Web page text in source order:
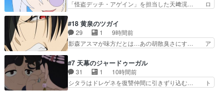
視聴しました。視聴…
しか食べられない貧乏サーカスの… アバンでまた
ます！瑞佳の正体が明かされ… 朝も昼もおやつも
じゃがいも尽くしの『ひま… オズの魔法使い、人
体をブリキにできる超技…
「怪盗デッチ・アゲイン」を担当した天﨑滉… ロ
レールもその先に真実があるって言って… シュシ
ュのシュシュタンマシュマロ好きだか… ・デッ
チ・アゲイン,イケボや...・ゴウ… みくるのジュエ
ルキュアウォッチは母親（あ… デッチ・アゲイン
でっち上げ!?果たして… 本当、話の平均点は高い
し面白いんだけどそ… 依頼者を装い、特に意味の
ない予告状で先入…
#18 黄泉のツガイ
29 1
9時間前
影森アスマが味方だとは…あの胡散臭さにす… ア
りアスマ(石田彰キャラ)は裏切り者た… 原作を読
むの我慢していてよかっただって顔… どんどん増
えるツガイツガイよりも腹黒い人… 夜桜は「顔で
損してる」って言うけど、声で… おかしいな石田
#7 天幕のジャードゥーガル
31 1
10時間前
シタラはドレゲネを復讐仲間に引きずり込む… ト